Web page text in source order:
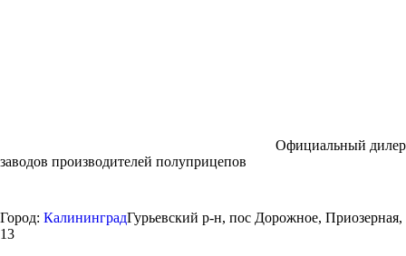
Официальный дилер
заводов производителей полуприцепов
Город: КалининградГурьевский р-н, пос Дорожное, Приозерная,
13